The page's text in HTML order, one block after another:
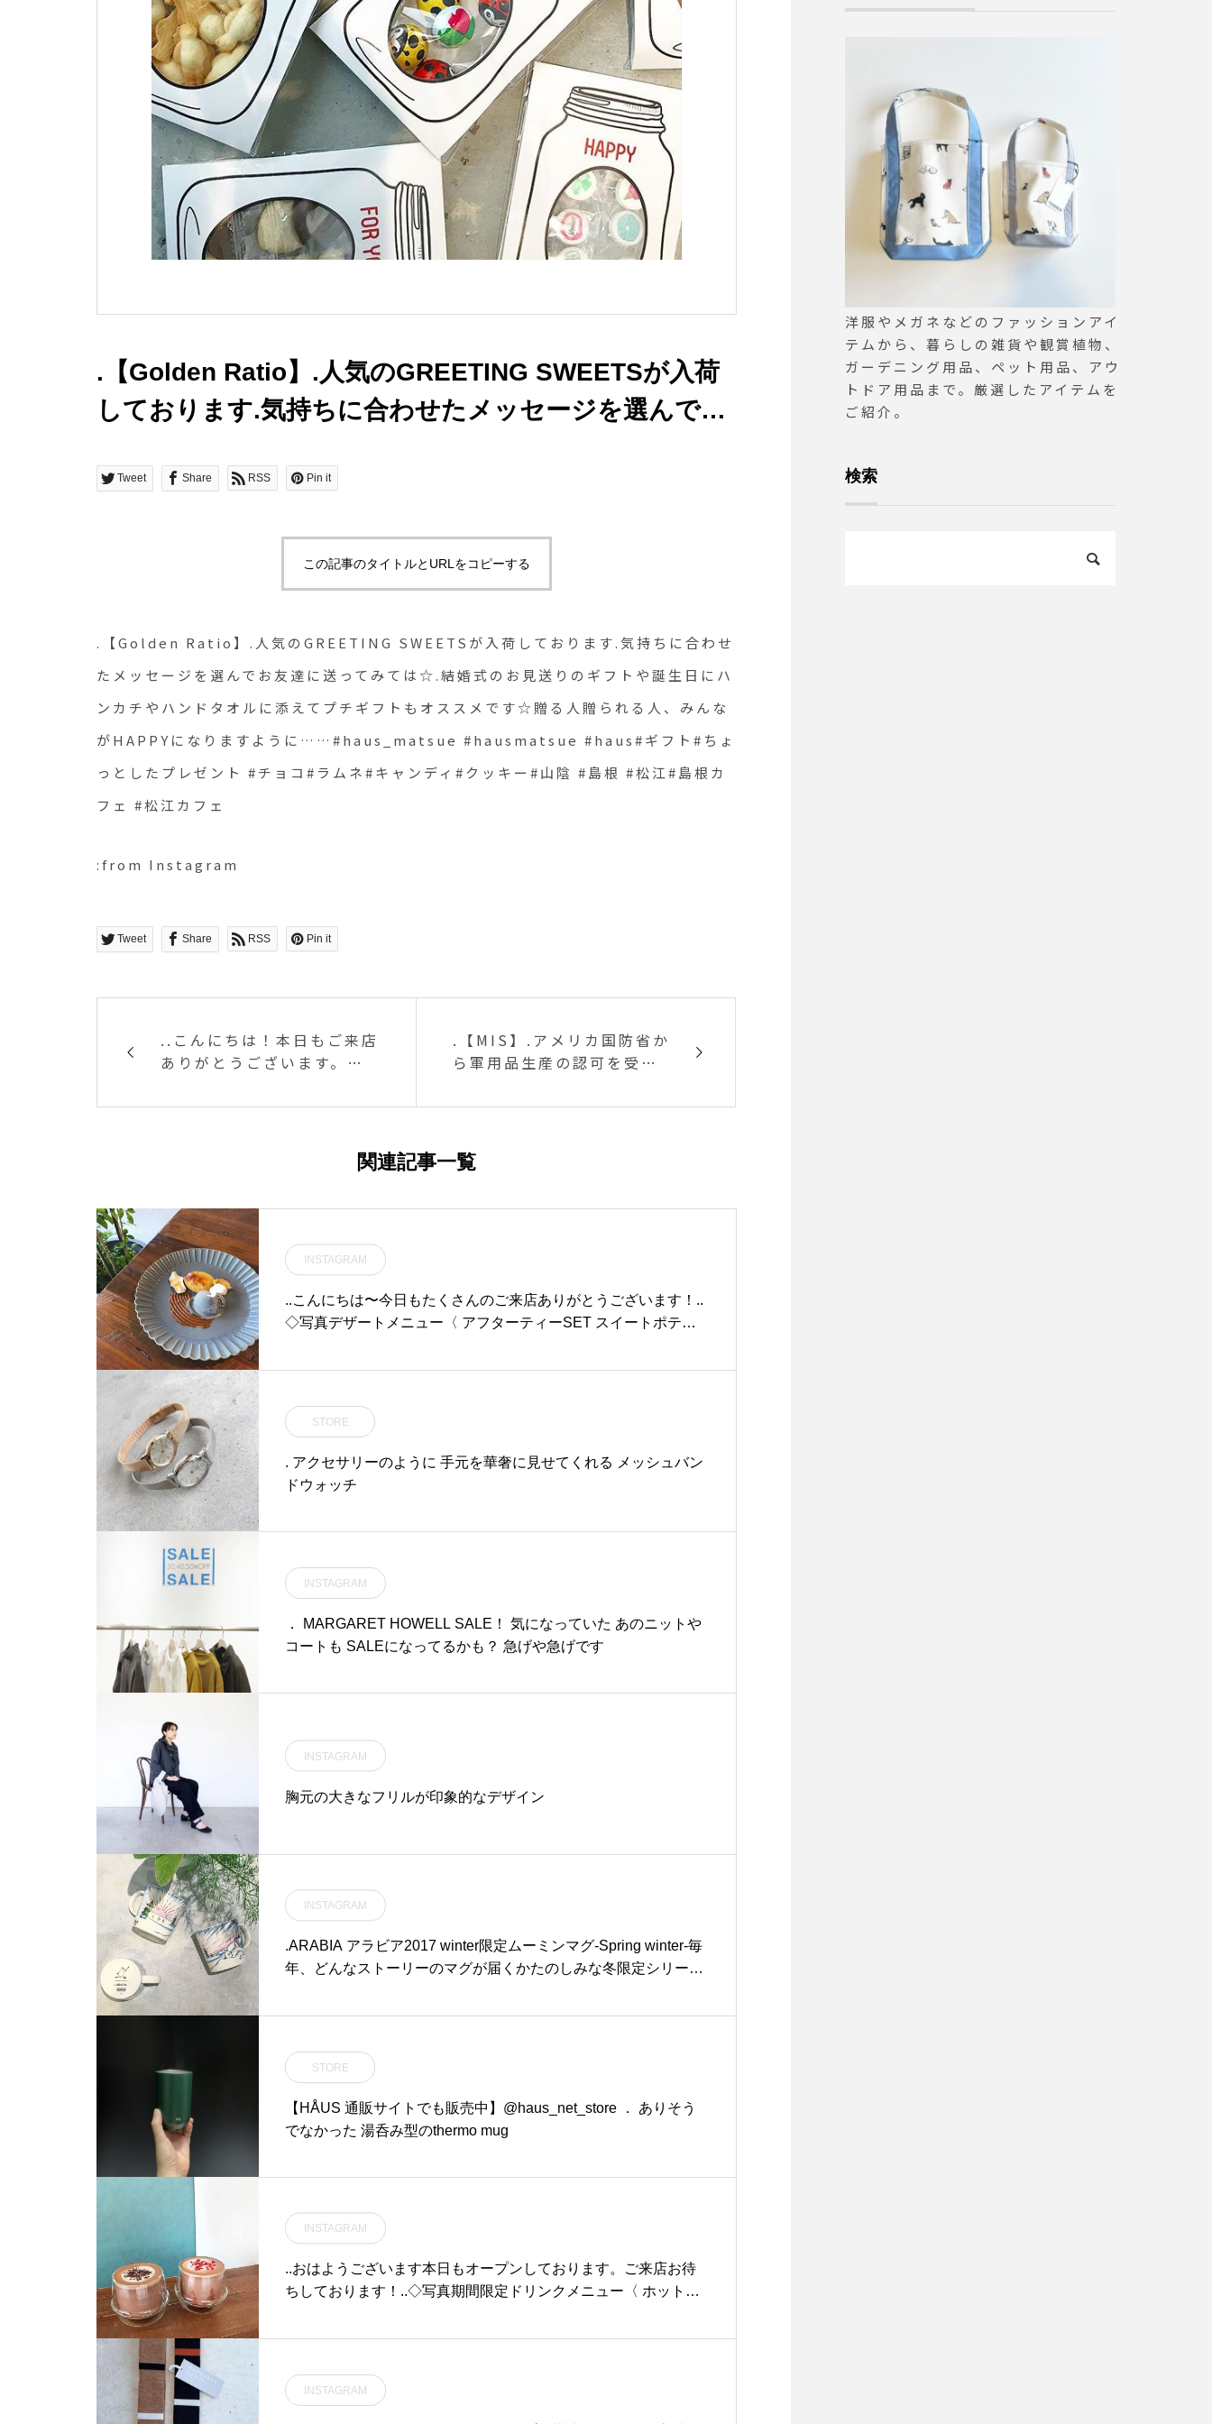
.【Golden Ratio】.人気のGREETING SWEETSが入荷
しております︎.気持ちに合わせたメッセージを選んでお
生日にハンカチやハンドタオルに添えてプチギフトも
なりますように…︎…#haus_matsue #hausmatsue
#haus#ギフト#ちょっとしたプレゼント #チョコ#ラム
ネ#キャンディ#クッキー#山陰 #島根 #松江#島根カフ
ェ #松江カフェ
Tweet Share RSS Pin it
この記事のタイトルとURLをコピーする
.【Golden Ratio】.人気のGREETING SWEETSが入荷しております︎.気持ちに合わせ
たメッセージを選んでお友達に送ってみては☆.結婚式のお見送りのギフトや誕生日にハ
ンカチやハンドタオルに添えてプチギフトもオススメです☆贈る人贈られる人、みんな
がHAPPYになりますように…︎…#haus_matsue #hausmatsue #haus#ギフト#ちょ
っとしたプレゼント #チョコ#ラムネ#キャンディ#クッキー#山陰 #島根 #松江#島根カ
フェ #松江カフェ
:from Instagram
Tweet Share RSS Pin it
..こんにちは！本日もご来店
ありがとうございます。秋
たね。季節を感じるドリン
います◎..◇写真期間限定ド
リンク〈 マロンラテ HOT
オリジナルのマロンペース
トをたっぷりと。トッピン
グにはマロンクリームとマ
ロンをのせましたラテの中
にもマロンの粒がごろごろ
入っています。ICEでもお作
りいたしますよ◎ぜひお試
しくださいね…本日も21時
まで営業しております。(ラ
ストオーダー 20時15分)ご
来店お待ちしております。..
#drink #ドリンク #期間限
定#秋 #栗 # #マロンラテ#
エスプレッソ #espresso #
takeout #テイクアウト #
togo#cafe #カフェ #カフ
ェ巡り#haus_matsue#ha
usmatsue #松江カフェ #
島根カフェ#松江 #島根 #山
陰
.【MIS】.アメリカ国防省か
ら軍用品生産の認可を受け
が入荷しました。手持ちの
レット端末の保護ケースと
しても使える「TOOL PUU
前回の入荷から大好評の大
型トートは新色の「COYOT
E TAN」が仲間入りしまし
色で秋冬の服装にもマッチ
つけにお越しくださいま
s #haus_matsue #haus
matsue #松江カフェ #島
陰
関連記事一覧
INSTAGRAM
..こんにちは〜︎今日もたくさんのご来店ありがとうございます！..
◇写真デザートメニュー〈 アフターティーSET スイートポテト
たあつあつのスイートポテトと自家製黒胡麻アイスのスイーツプ
ださいね〜♡..本日も21時まで営業しております。(ラストオーダ
ー 20時15分)ご来店お待ちしております。.. #期間限定#スイート
ポテト #スイートポテト #カスタードクリーム #自家製アイス #ア
イスクリーム #icecream # #黒胡麻アイス#dessert #sweet #cake#
STORE
. アクセサリーのように 手元を華奢に見せてくれる メッシュバン
ドウォッチ
INSTAGRAM
． MARGARET HOWELL SALE！ 気になっていた あのニットや
コートも SALEになってるかも？ 急げや急げです
INSTAGRAM
胸元の大きなフリルが印象的なデザイン
INSTAGRAM
.ARABIA アラビア2017 winter限定ムーミンマグ-Spring winter-毎
年、どんなストーリーのマグが届くかたのしみな冬限定シリー
然目覚めてしまったムーミンと子リスに起こされたミィ。2人は
いるのはミィが銀のおぼんに乗って山を滑り降りムーミンと衝突
するシーン。希望とユーモアに満ちた力強い画には、ムーミン谷
の一年がまたはじまりますよ、という前向きなメッセージがこめ
られています。..#arabia#2017#冬限定#ムーミンマグ#moomin #
STORE
【HÅUS 通販サイトでも販売中】@haus_net_store ． ありそう
でなかった 湯呑み型のthermo mug
INSTAGRAM
..おはようございます︎本日もオープンしております。ご来店お待
ちしております！..◇写真期間限定ドリンクメニュー〈 ホットチ
チュールチョコレートを贅沢に使用したホットチョコレートが２
甘酸っぱいいちごがアクセントになったストロベリーショコラ.マ
シュマロトッピングの方は終了となりました…！ドリンクは引き
INSTAGRAM
洋服やメガネなどのファッションアイ
テムから、暮らしの雑貨や観賞植物、
ガーデニング用品、ペット用品、アウ
トドア用品まで。厳選したアイテムを
ご紹介。
検索